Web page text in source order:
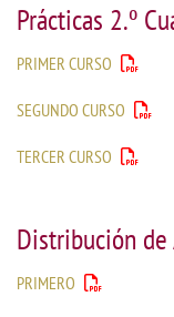
Prácticas 2.º
PRIMER CURSO
SEGUNDO CURSO
TERCER CURSO
Distribución de
PRIMERO